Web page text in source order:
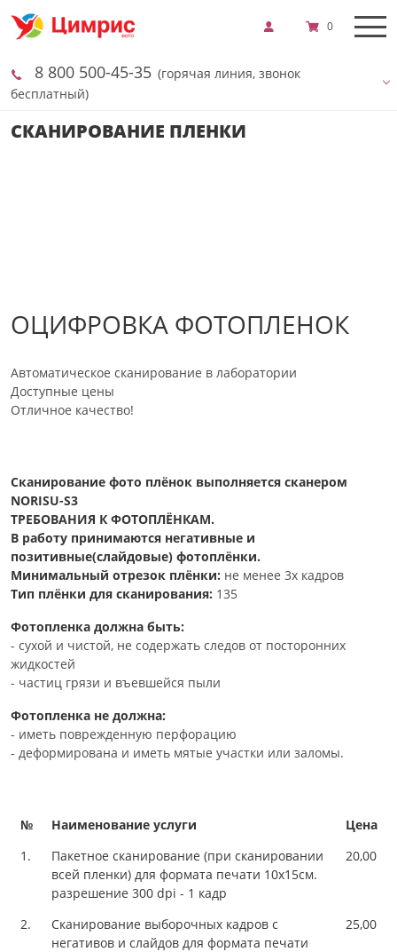
8 800 500-45-35 (горячая линия, звонок
бесплатный)
0
СКАНИРОВАНИЕ ПЛЕНКИ
ОЦИФРОВКА ФОТОПЛЕНОК
Автоматическое сканирование в лаборатории
Доступные цены
Отличное качество!
Сканирование фото плёнок выполняется сканером
NORISU-S3
ТРЕБОВАНИЯ К ФОТОПЛЁНКАМ.
В работу принимаются негативные и
позитивные(слайдовые) фотоплёнки.
Минимальный отрезок плёнки: не менее 3х кадров
Тип плёнки для сканирования: 135
Фотопленка должна быть:
- сухой и чистой, не содержать следов от посторонних
жидкостей
- частиц грязи и въевшейся пыли
Фотопленка не должна:
- иметь поврежденную перфорацию
- деформирована и иметь мятые участки или заломы.
№ Наименование услуги
Цена
1.
Пакетное сканирование (при сканировании
всей пленки) для формата печати 10х15см.
разрешение 300 dpi - 1 кадр
20,00
2.
Сканирование выборочных кадров с
негативов и слайдов для формата печати
25,00